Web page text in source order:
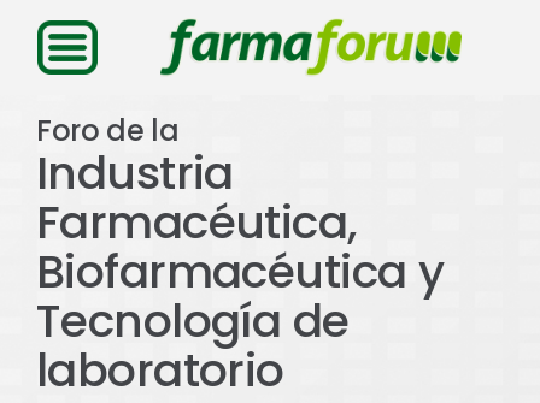
Saltar
contenido
Foro de la
Industria
Farmacéutica,
Biofarmacéutica y
Tecnología de
laboratorio